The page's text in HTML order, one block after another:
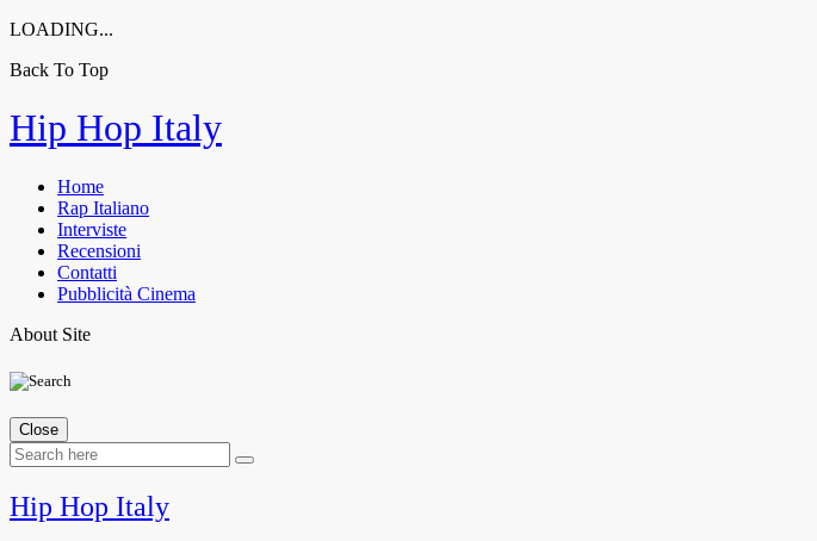
LOADING...
Back To Top
to
content
Hip Hop Italy
Home
Rap Italiano
Interviste
Recensioni
Contatti
Pubblicità Cinema
About Site
Close
Hip Hop Italy